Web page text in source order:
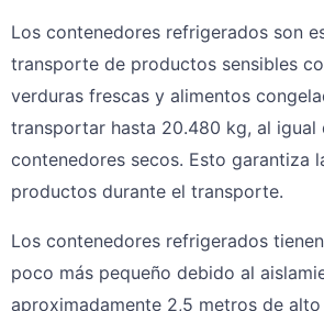
Los contenedores refrigerados son
transporte de productos sensibles
verduras frescas y alimentos
transportar hasta 20.480 kg, al igual
contenedores secos. Esto garantiza
productos durante el transporte.
Los contenedores refrigerados
poco más pequeño debido al
aproximadamente 2,5 metros de